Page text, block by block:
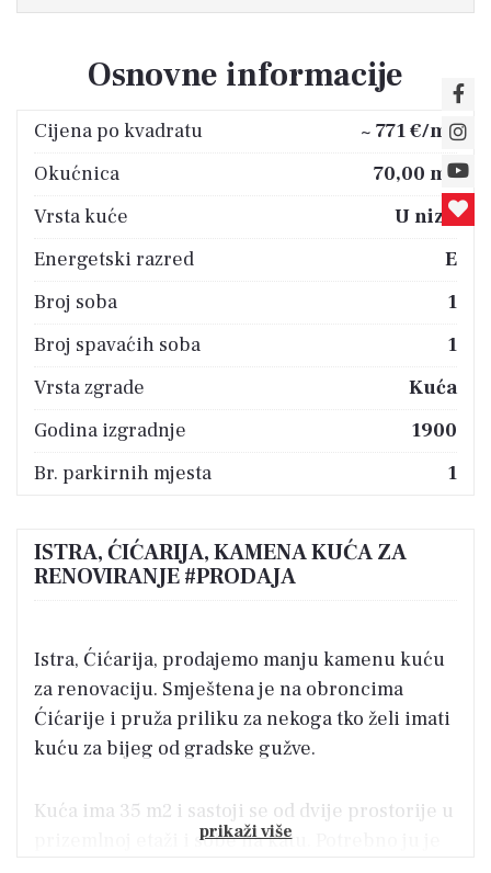
Osnovne informacije
Cijena po kvadratu ~ 771 €/m 2
Okućnica 70,00 m2
Vrsta kuće
U nizu
Energetski razred
E
Broj soba
1
Broj spavaćih soba
1
Vrsta zgrade
Kuća
Godina izgradnje
1900
Br. parkirnih mjesta
1
ISTRA, ĆIĆARIJA, KAMENA KUĆA ZA
RENOVIRANJE #PRODAJA
Istra, Ćićarija, prodajemo manju kamenu kuću
za renovaciju. Smještena je na obroncima
Ćićarije i pruža priliku za nekoga tko želi imati
kuću za bijeg od gradske gužve.
Kuća ima 35 m2 i sastoji se od dvije prostorije u
prizemlnoj etaži i sobe na katu. Potrebno ju je
prikaži više